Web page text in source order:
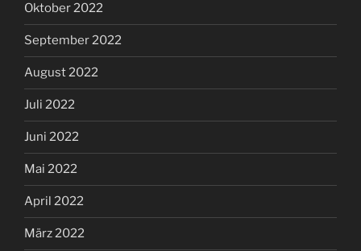
Oktober 2022
September 2022
August 2022
Juli 2022
Juni 2022
Mai 2022
April 2022
März 2022